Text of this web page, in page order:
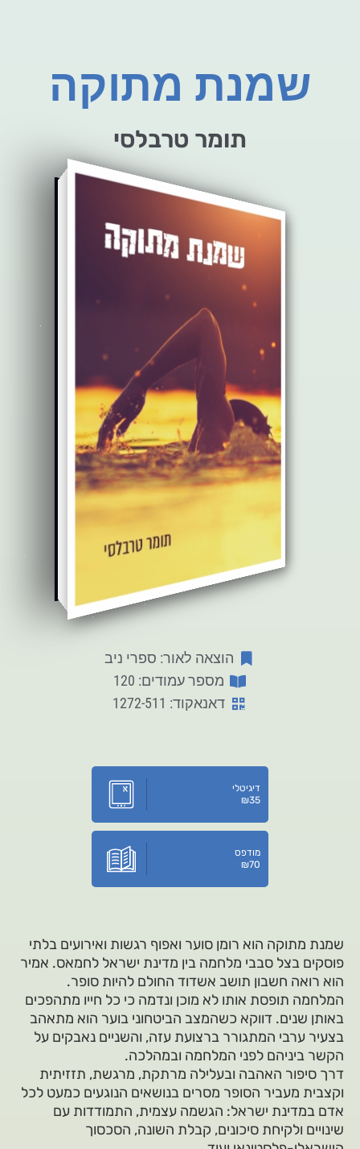
שמנת מתוקה
תומר טרבלסי
הוצאה לאור: ספרי ניב
מספר עמודים: 120
דאנאקוד: 1272-511
דיגיטלי
₪35
מודפס
₪70
שמנת מתוקה הוא רומן סוער ואפוף רגשות ואירועים בלתי
פוסקים בצל סבבי מלחמה בין מדינת ישראל לחמאס. אמיר
הוא רואה חשבון תושב אשדוד החולם להיות סופר.
המלחמה תופסת אותו לא מוכן ונדמה כי כל חייו מתהפכים
באותן שנים. דווקא כשהמצב הביטחוני בוער הוא מתאהב
בצעיר ערבי המתגורר ברצועת עזה, והשניים נאבקים על
הקשר ביניהם לפני המלחמה ובמהלכה.
דרך סיפור האהבה ובעלילה מרתקת, מרגשת, תזזיתית
וקצבית מעביר הסופר מסרים בנושאים הנוגעים כמעט לכל
אדם במדינת ישראל: הגשמה עצמית, התמודדות עם
שינויים ולקיחת סיכונים, קבלת השונה, הסכסוך